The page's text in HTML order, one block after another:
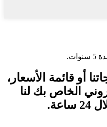
أو قائمة الأسعار،
الخاص بك لنا